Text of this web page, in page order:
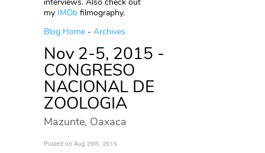
my IMDb filmography.
Blog Home - Archives
Nov 2-5, 2015 -
CONGRESO
NACIONAL DE
ZOOLOGIA
Mazunte, Oaxaca
Posted on Aug 29th, 2015